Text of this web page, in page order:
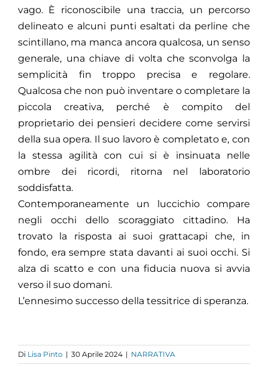
vago. È riconoscibile una traccia, un percorso
delineato e alcuni punti esaltati da perline che
scintillano, ma manca ancora qualcosa, un senso
generale, una chiave di volta che sconvolga la
semplicità fin troppo precisa e regolare.
Qualcosa che non può inventare o completare la
piccola creativa, perché è compito del
proprietario dei pensieri decidere come servirsi
della sua opera. Il suo lavoro è completato e, con
la stessa agilità con cui si è insinuata nelle
ombre dei ricordi, ritorna nel laboratorio
soddisfatta.
Contemporaneamente un luccichio compare
negli occhi dello scoraggiato cittadino. Ha
trovato la risposta ai suoi grattacapi che, in
fondo, era sempre stata davanti ai suoi occhi. Si
alza di scatto e con una fiducia nuova si avvia
verso il suo domani.
L’ennesimo successo della tessitrice di speranza.
Di Lisa Pinto | 30 Aprile 2024 | NARRATIVA